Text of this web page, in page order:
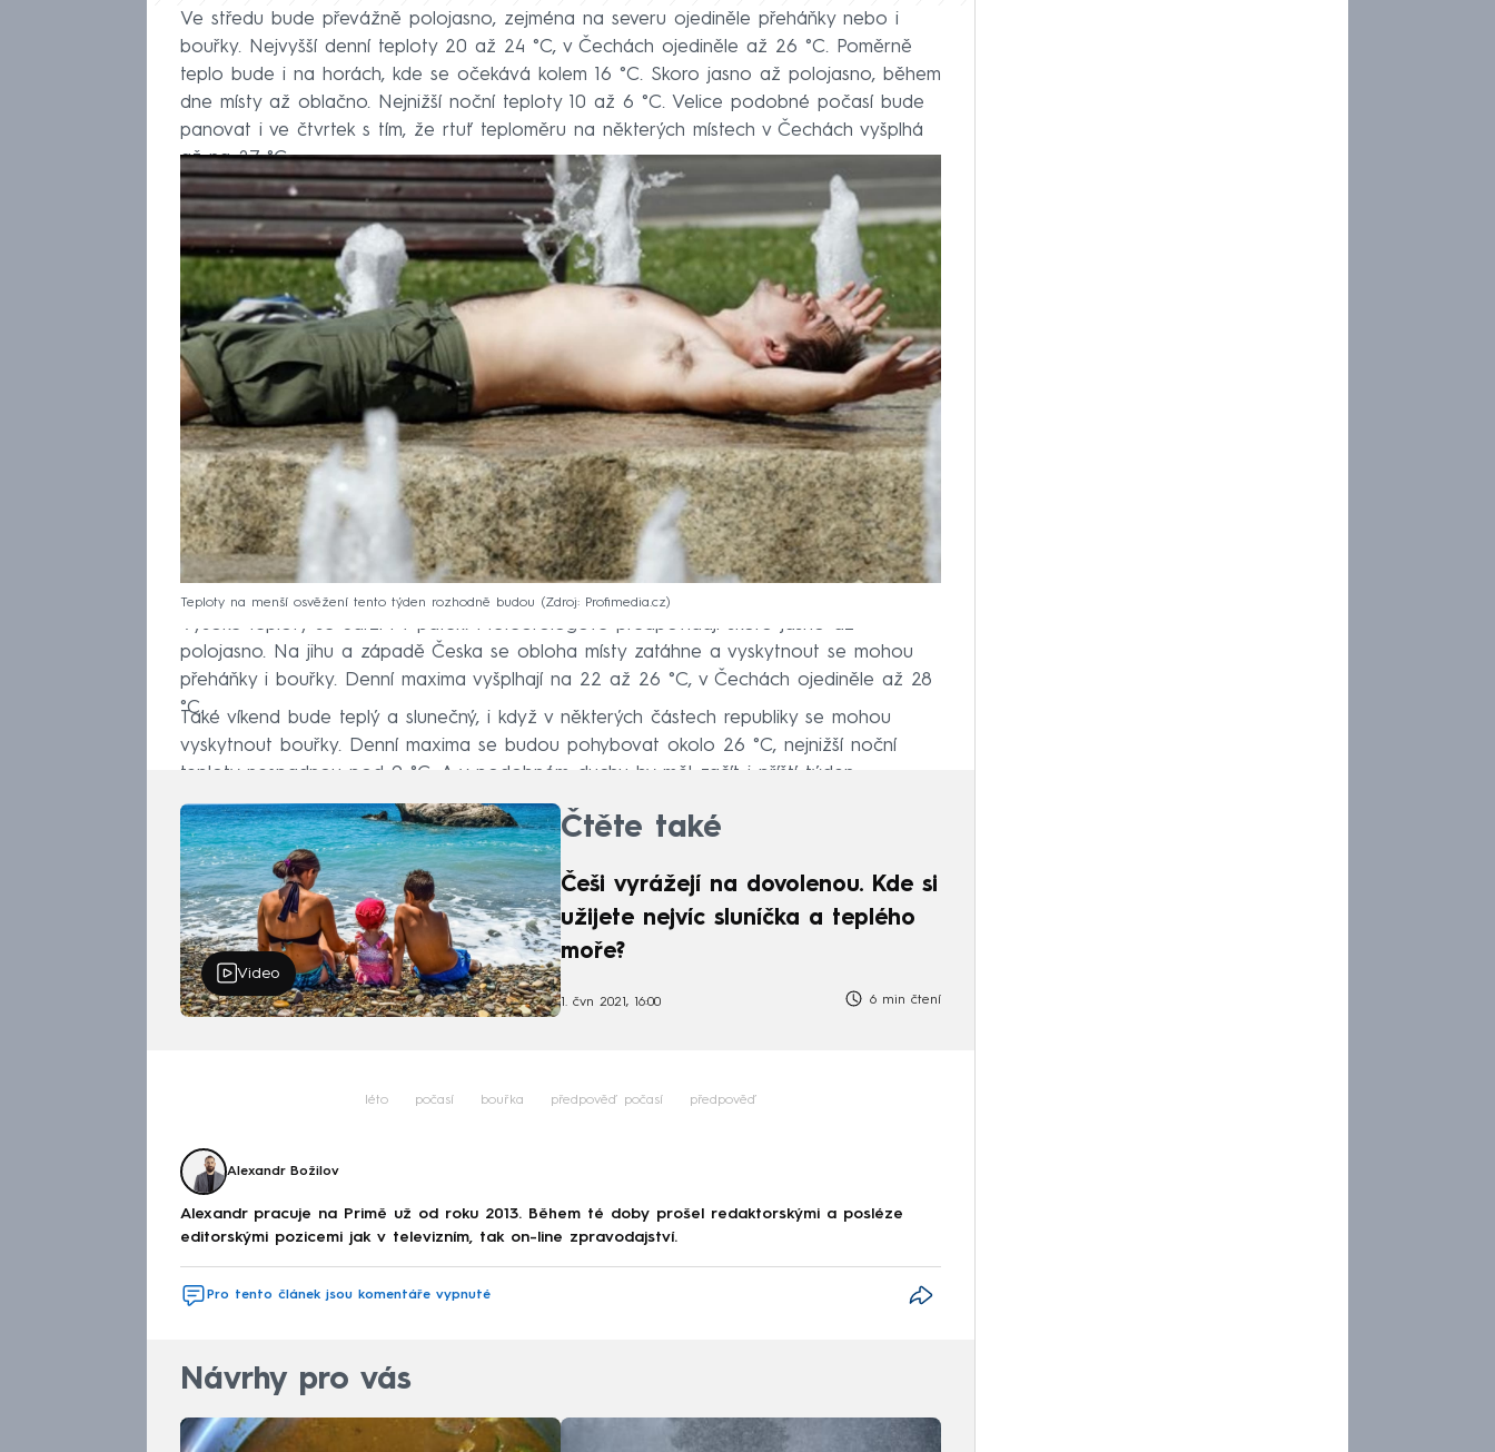
Ve středu bude převážně polojasno, zejména na severu ojediněle přeháňky nebo i
bouřky. Nejvyšší denní teploty 20 až 24 °C, v Čechách ojediněle až 26 °C. Poměrně
teplo bude i na horách, kde se očekává kolem 16 °C. Skoro jasno až polojasno, během
dne místy až oblačno. Nejnižší noční teploty 10 až 6 °C. Velice podobné počasí bude
panovat i ve čtvrtek s tím, že rtuť teploměru na některých místech v Čechách vyšplhá
až na 27 °C.
Teploty na menší osvěžení tento týden rozhodně budou Zdroj: Profimedia.cz
Vysoké teploty se udrží i v pátek. Meteorologové předpovídají skoro jasno až
polojasno. Na jihu a západě Česka se obloha místy zatáhne a vyskytnout se mohou
přeháňky i bouřky. Denní maxima vyšplhají na 22 až 26 °C, v Čechách ojediněle až 28
°C.
Také víkend bude teplý a slunečný, i když v některých částech republiky se mohou
vyskytnout bouřky. Denní maxima se budou pohybovat okolo 26 °C, nejnižší noční
teploty nespadnou pod 9 °C. A v podobném duchu by měl začít i příští týden.
Video
Čtěte také
Češi vyrážejí na dovolenou. Kde si
užijete nejvíc sluníčka a teplého
moře?
1. čvn 2021, 16:00 6 min čtení
léto počasí bouřka předpověď počasí předpověď
Alexandr Božilov
Alexandr pracuje na Primě už od roku 2013. Během té doby prošel redaktorskými a posléze
editorskými pozicemi jak v televizním, tak on-line zpravodajství.
Pro tento článek jsou komentáře vypnuté
Návrhy pro vás